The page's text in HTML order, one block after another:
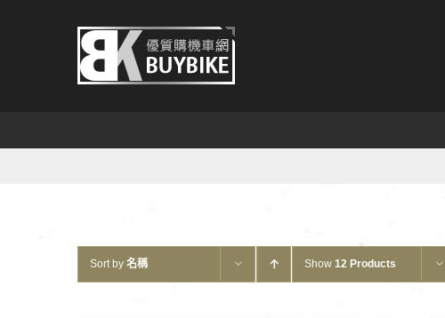
Sort by 名稱 Show 12 Products